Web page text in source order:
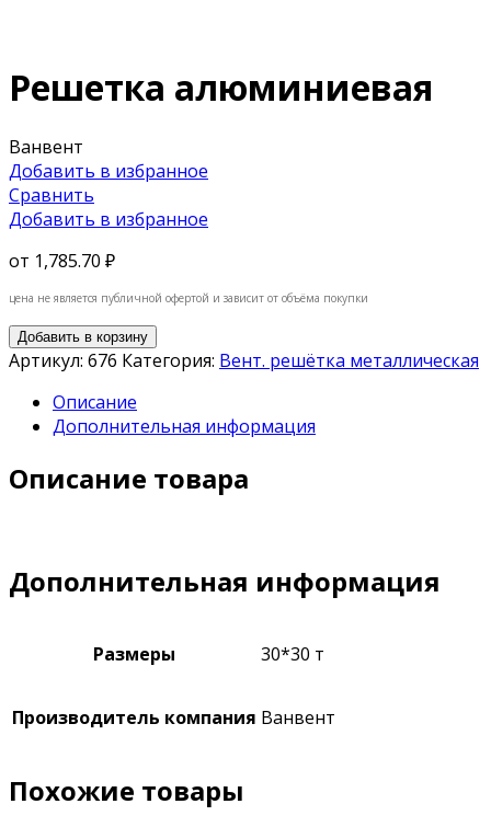
Решетка алюминиевая
Ванвент
Добавить в избранное
Сравнить
Добавить в избранное
от 1,785.70 ₽
цена не является публичной офертой и зависит от объёма покупки
Добавить в корзину
Артикул: 676 Категория: Вент. решётка металлическая
Описание
Дополнительная информация
Описание товара
Дополнительная информация
Размеры 30*30 т
Производитель компания Ванвент
Похожие товары